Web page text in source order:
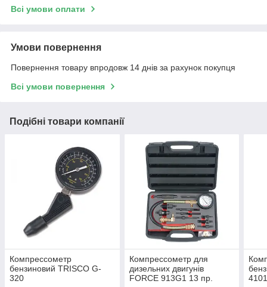
Всі умови оплати
Умови повернення
Повернення товару впродовж 14 днів за рахунок покупця
Всі умови повернення
Подібні товари компанії
Компрессометр
бензиновий TRISCO G-
320
Компрессометр для
дизельних двигунів
FORCE 913G1 13 пр.